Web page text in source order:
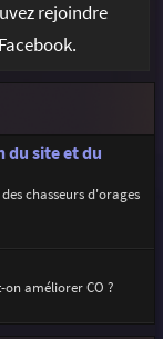
r
rejoindre
du site et du
chasseurs d'orages
améliorer CO ?